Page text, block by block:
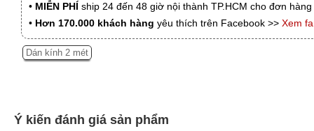
• MIỄN PHÍ ship 24 đến 48 giờ nội thành TP.HCM cho đơn
• Hơn 170.000 khách hàng yêu thích trên Facebook >> Xem
Dán kính 2 mét
Ý kiến đánh giá sản phẩm